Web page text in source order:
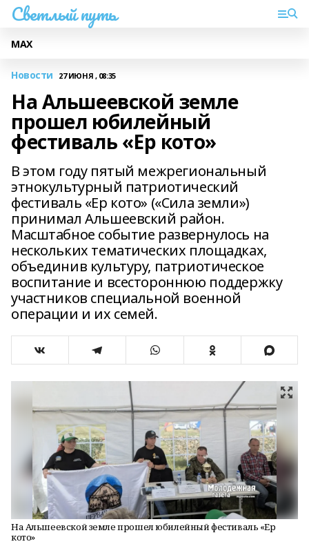
Светлый путь
МАХ
Новости 27 ИЮНЯ , 08:35
На Альшеевской земле
прошел юбилейный
фестиваль «Ер кото»
В этом году пятый межрегиональный
этнокультурный патриотический
фестиваль «Ер кото» («Сила земли»)
принимал Альшеевский район.
Масштабное событие развернулось на
нескольких тематических площадках,
объединив культуру, патриотическое
воспитание и всестороннюю поддержку
участников специальной военной
операции и их семей.
На Альшеевской земле прошел юбилейный фестиваль «Ер
кото»